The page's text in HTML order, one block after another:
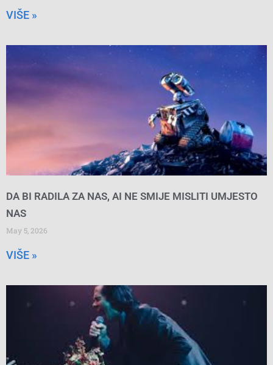
VIŠE »
DA BI RADILA ZA NAS, AI NE SMIJE MISLITI UMJESTO
NAS
May 5, 2026
VIŠE »